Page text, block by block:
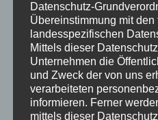
Konsequenzen aus
ziehen – Flughafen
schließen!
22. April 2020 Dagmar
„Ich fordere, dass auf der
Flughafengesellschaft am
Datenschutz-
Übereinstimmung mit den
landesspezifischen
Mittels dieser
Unternehmen die
und Zweck der von uns
verarbeiteten
informieren. Ferner
mittels dieser